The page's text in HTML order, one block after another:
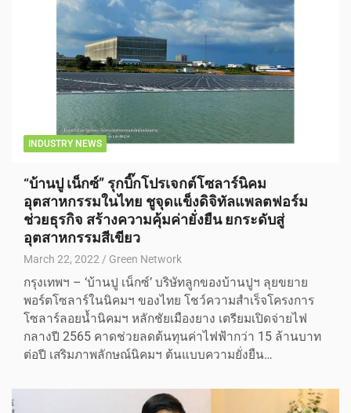
INDUSTRY NEWS
“บ้านปู เน็กซ์” รุกบิ๊กโปรเจกต์โซลาร์นิคม
อุตสาหกรรมในไทย ชูจุดแข็งดิจิทัลแพลตฟอร์ม
ช่วยธุรกิจ สร้างความคุ้มค่ายั่งยืน ยกระดับสู่
อุตสาหกรรมสีเขียว
March 22, 2022 Green Network
กรุงเทพฯ – ‘บ้านปู เน็กซ์’ บริษัทลูกของบ้านปูฯ ลุยขยาย
พอร์ตโซลาร์ในนิคมฯ ของไทย โชว์ความสำเร็จโครงการ
โซลาร์ลอยน้ำนิคมฯ หลักชัยเมืองยาง เตรียมเปิดจ่ายไฟ
กลางปี 2565 คาดช่วยลดต้นทุนค่าไฟฟ้ากว่า 15 ล้านบาท
ต่อปี เสริมภาพลักษณ์นิคมฯ ต้นแบบความยั่งยืน…